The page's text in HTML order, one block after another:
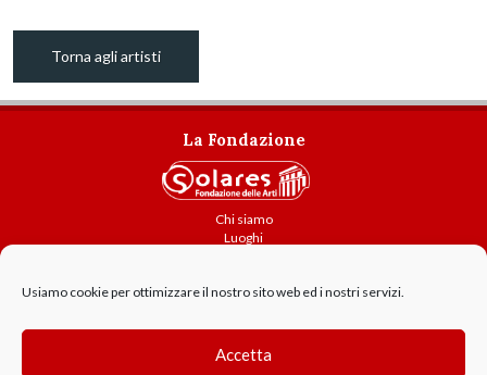
Usiamo cookie per ottimizzare il nostro sito web ed i nostri servizi.
Accetta
Torna agli artisti
La Fondazione
Chi siamo
Luoghi
Contatti
Cookie Policy
GDPR - Privacy